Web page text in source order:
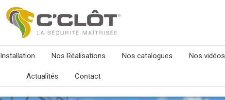
Installation Nos Réalisations Nos catalogues Nos vidéos
Actualités Contact